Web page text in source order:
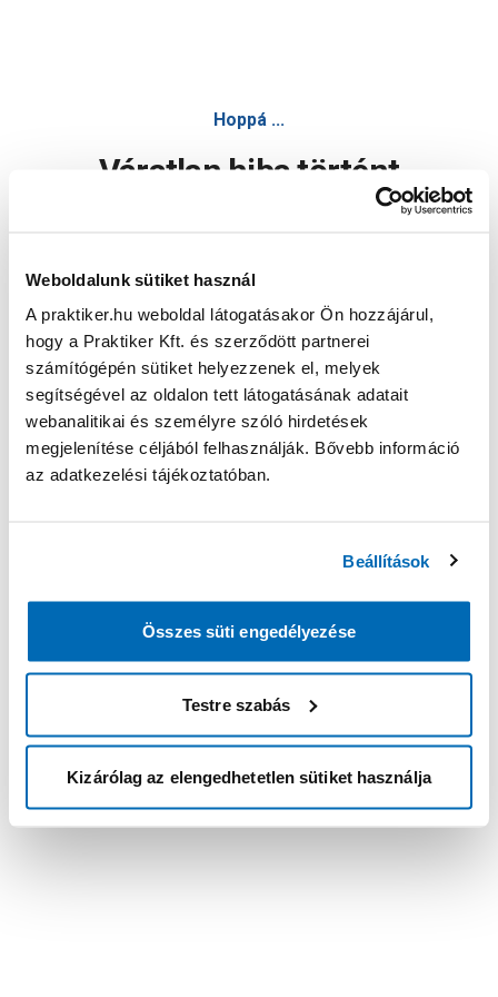
Weboldalunk sütiket használ
A praktiker.hu weboldal látogatásakor Ön hozzájárul,
hogy a Praktiker Kft. és szerződött partnerei
számítógépén sütiket helyezzenek el, melyek
segítségével az oldalon tett látogatásának adatait
webanalitikai és személyre szóló hirdetések
megjelenítése céljából felhasználják. Bővebb információ
az adatkezelési tájékoztatóban.
Beállítások
Összes süti engedélyezése
Testre szabás
Kizárólag az elengedhetetlen sütiket használja
Hoppá ...
Váratlan hiba történt
Oldal újratöltése